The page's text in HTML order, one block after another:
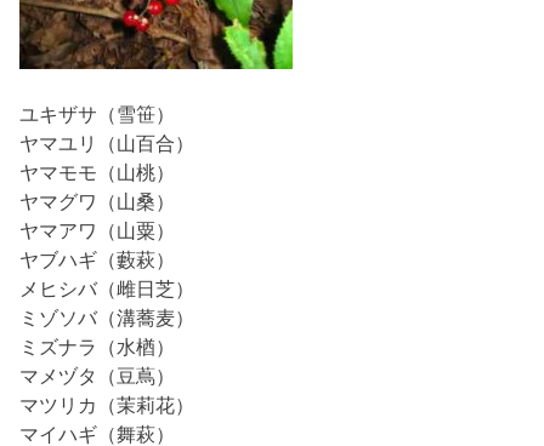
ユキザサ（雪笹）
ヤマユリ（山百合）
ヤマモモ（山桃）
ヤマグワ（山桑）
ヤマアワ（山粟）
ヤブハギ（藪萩）
メヒシバ（雌日芝）
ミゾソバ（溝蕎麦）
ミズナラ（水楢）
マメヅタ（豆蔦）
マツリカ（茉莉花）
マイハギ（舞萩）